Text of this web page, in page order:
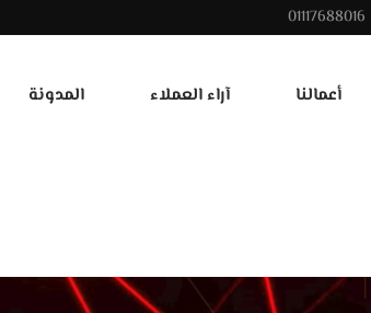
أعمالنا آراء العملاء المدونة